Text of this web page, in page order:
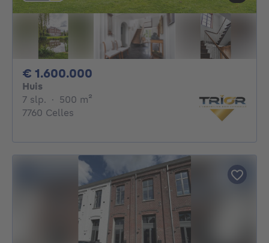
€ 1.600.000
Huis
7 slp. 7 slaapkamers
· 500 m²
7760 Celles